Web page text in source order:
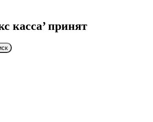
касса’ принят